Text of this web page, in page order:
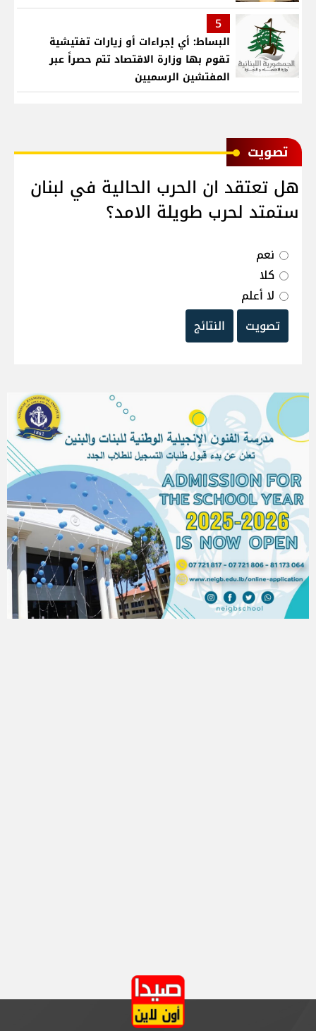
5
البساط: أي إجراءات أو زيارات تفتيشية
تقوم بها وزارة الاقتصاد تتم حصراً عبر
المفتشين الرسميين
ﺗﺼﻮﻳﺖ
هل تعتقد ان الحرب الحالية في لبنان
ستمتد لحرب طويلة الامد؟
نعم
كلا
لا أعلم
تصويت
النتائج